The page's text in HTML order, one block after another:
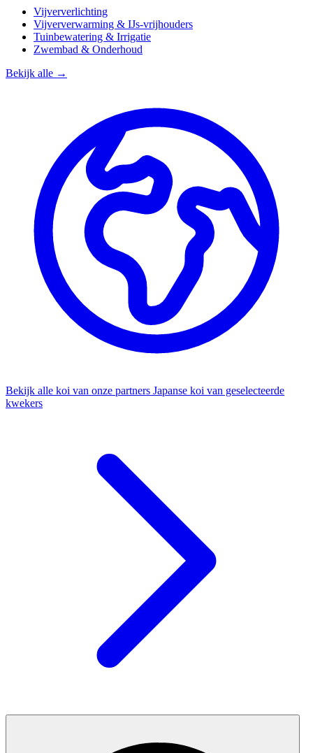
Vijververlichting
Vijververwarming & IJs-vrijhouders
Tuinbewatering & Irrigatie
Zwembad & Onderhoud
Bekijk alle →
Bekijk alle koi van onze partners Japanse koi van geselecteerde
kwekers